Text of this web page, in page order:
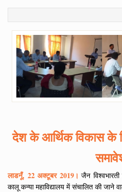
देश के आर्थिक विकास के
लाडनूँ, 22 अक्टूबर 2019। जैन
कालू कन्या महाविद्यालय में संचालित की जाने